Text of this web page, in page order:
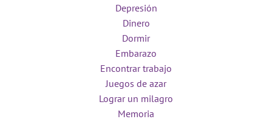
Depresión
Dinero
Dormir
Embarazo
Encontrar trabajo
Juegos de azar
Lograr un milagro
Memoria